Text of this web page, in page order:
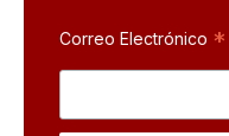
Correo Electrónico *